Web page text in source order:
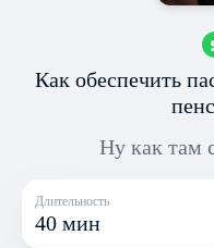
Как обеспечить
Ну как там
Длительность
40 мин